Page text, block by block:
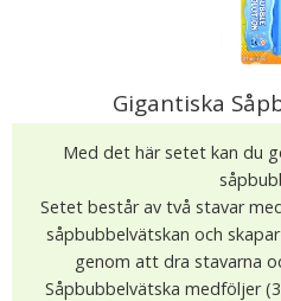
Gigantiska
Med det här setet kan du
Setet består av två stavar
såpbubbelvätskan och
genom att dra stavarna
Såpbubbelvätska medföljer